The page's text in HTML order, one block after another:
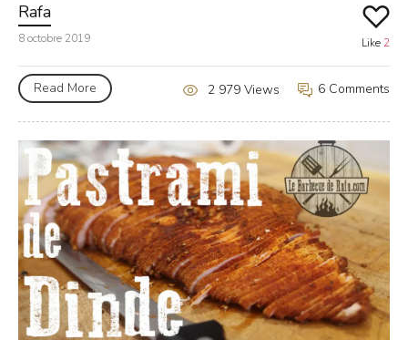
Rafa
8 octobre 2019 Like2
Read More 6 Comments
2 979 Views